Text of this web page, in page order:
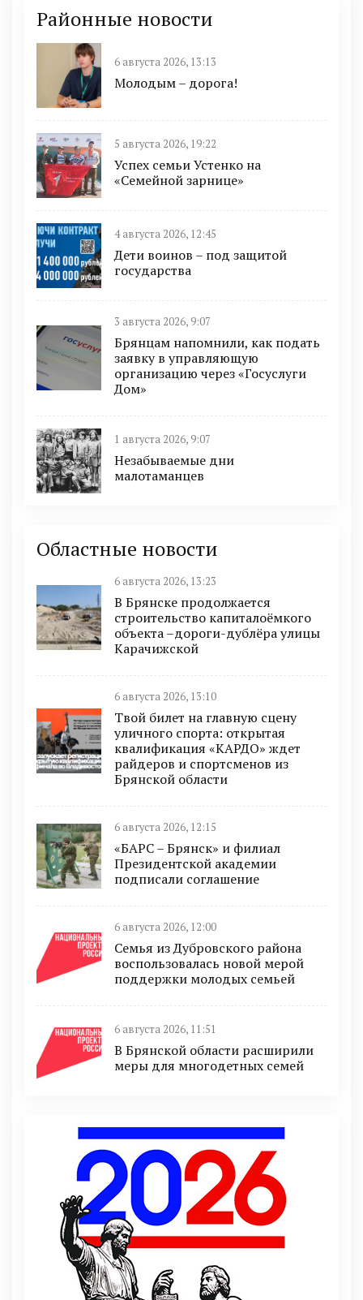
Районные новости
6 августа 2026, 13:13
Молодым – дорога!
5 августа 2026, 19:22
Успех семьи Устенко на
«Семейной зарнице»
4 августа 2026, 12:45
Дети воинов – под защитой
государства
3 августа 2026, 9:07
Брянцам напомнили, как подать
заявку в управляющую
организацию через «Госуслуги
Дом»
1 августа 2026, 9:07
Незабываемые дни
малотаманцев
Областные новости
6 августа 2026, 13:23
В Брянске продолжается
строительство капиталоёмкого
объекта –дороги-дублёра улицы
Карачижской
6 августа 2026, 13:10
Твой билет на главную сцену
уличного спорта: открытая
квалификация «КАРДО» ждет
райдеров и спортсменов из
Брянской области
6 августа 2026, 12:15
«БАРС – Брянск» и филиал
Президентской академии
подписали соглашение
6 августа 2026, 12:00
Семья из Дубровского района
воспользовалась новой мерой
поддержки молодых семьей
6 августа 2026, 11:51
В Брянской области расширили
меры для многодетных семей